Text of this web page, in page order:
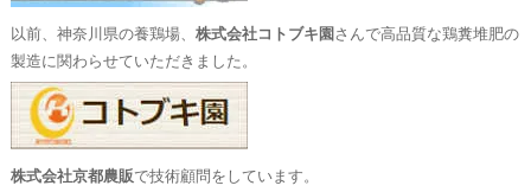
以前、神奈川県の養鶏場、 株式会社コトブキ園 さんで高品質な鶏糞堆肥の
製造に関わらせていただきました。
株式会社京都農販で技術顧問をしています。